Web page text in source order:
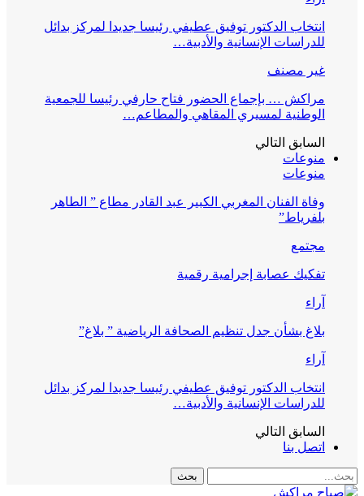
انتخاب الدكتور توفيق عطيفي رئيسا جديدا لمركز بدائل
للدراسات الإنسانية والأدبية…
غير مصنف
مراكش … بإجماع الحضور فتاح حارفي رئيسا للجمعية
الوطنية لمسيري المقاهي والمطاعم…
السابق التالي
منوعات
منوعات
وفاة الفنان المغربي الكبير عبد القادر مطاع ” الطاهر
بلفرياط”
مجتمع
تفكيك عصابة إجرامية رقمية
آراء
بلاغ بشأن جدل تنظيم الصحافة الرياضية ” بلاغ”
آراء
انتخاب الدكتور توفيق عطيفي رئيسا جديدا لمركز بدائل
للدراسات الإنسانية والأدبية…
السابق التالي
اتصل بنا